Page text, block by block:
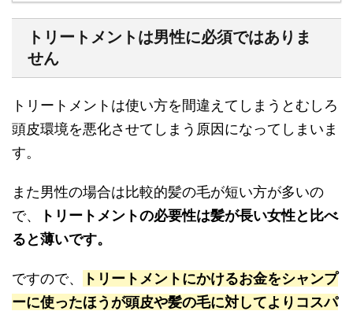
トリートメントは男性に必須ではありま
せん
トリートメントは使い方を間違えてしまうとむしろ
頭皮環境を悪化させてしまう原因になってしまいま
す。
また男性の場合は比較的髪の毛が短い方が多いの
で、
トリートメントの必要性は髪が長い女性と比べ
ると薄いです。
ですので、
トリートメントにかけるお金をシャンプ
ーに使ったほうが頭皮や髪の毛に対してよりコスパ